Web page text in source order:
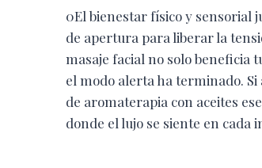
0El bienestar físico y sensorial
de apertura para liberar la
masaje facial no solo beneficia
el modo alerta ha terminado.
de aromaterapia con aceites
donde el lujo se siente en cada